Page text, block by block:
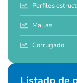
Perfiles
Mallas
Corrugado